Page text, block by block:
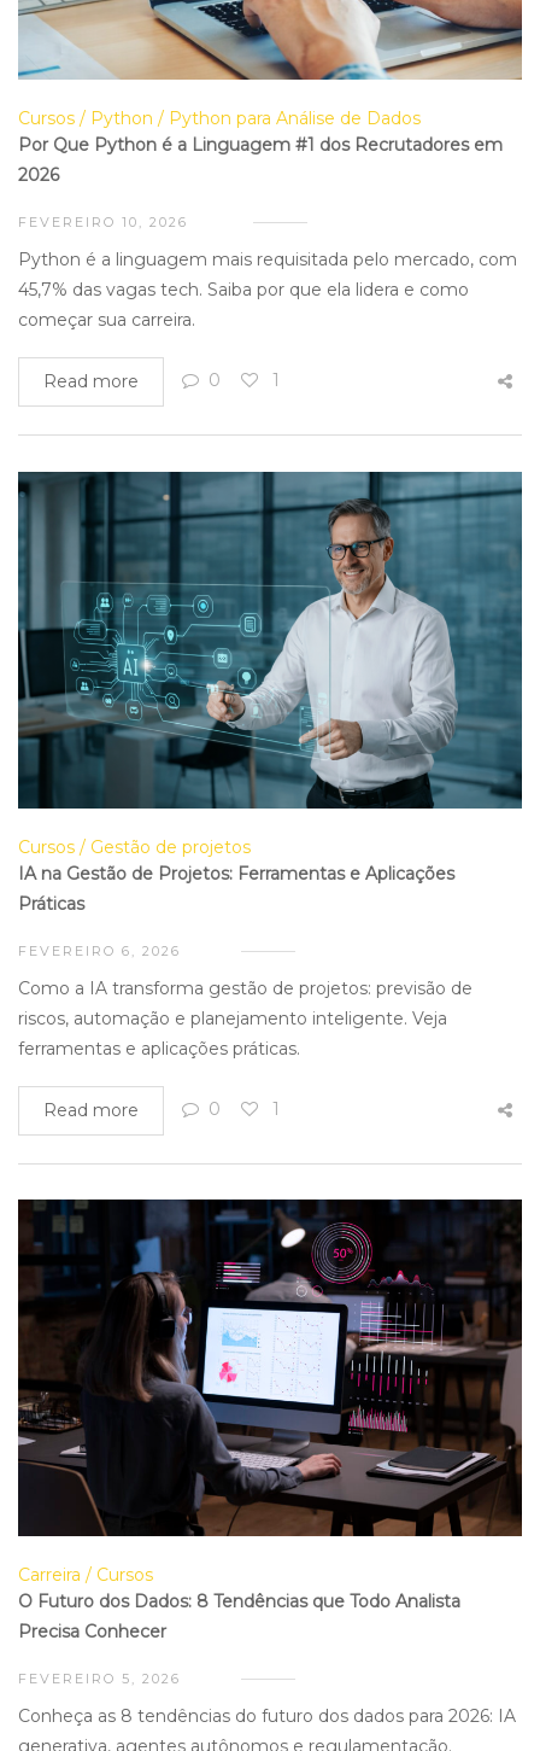
Cursos Python
Python para Análise de Dados
Por Que Python é a Linguagem #1 dos Recrutadores em
2026
FEVEREIRO 10, 2026
Python é a linguagem mais requisitada pelo mercado, com
45,7% das vagas tech. Saiba por que ela lidera e como
começar sua carreira.
Read more 0 1
Cursos
Gestão de projetos
IA na Gestão de Projetos: Ferramentas e Aplicações
Práticas
FEVEREIRO 6, 2026
Como a IA transforma gestão de projetos: previsão de
riscos, automação e planejamento inteligente. Veja
ferramentas e aplicações práticas.
Read more 0 1
Carreira
Cursos
O Futuro dos Dados: 8 Tendências que Todo Analista
Precisa Conhecer
FEVEREIRO 5, 2026
Conheça as 8 tendências do futuro dos dados para 2026: IA
generativa, agentes autônomos e regulamentação.